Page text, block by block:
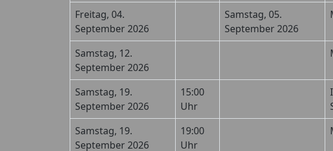
Freitag, 04.
September 2026
Samstag, 05.
September 2026
Samstag, 12.
September 2026
Samstag, 19.
September 2026
15:00
Uhr
Samstag, 19.
September 2026
19:00
Uhr